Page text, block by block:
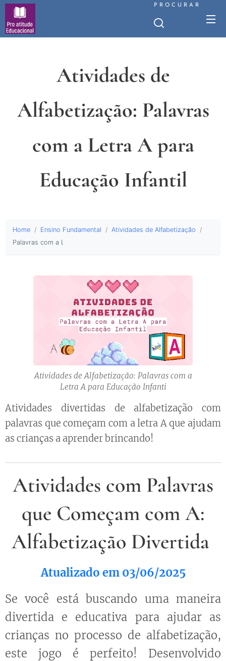
PROCURAR
Atividades de
Alfabetização: Palavras
com a Letra A para
Educação Infantil
Home Ensino Fundamental
Atividades de Alfabetização
Palavras com a Letra A
Atividades de Alfabetização: Palavras com a
Letra A para Educação Infanti
Atividades divertidas de alfabetização com
palavras que começam com a letra A que ajudam
as crianças a aprender brincando!
Atividades com Palavras
que Começam com A:
Alfabetização Divertida
Atualizado em 03/06/2025
Se você está buscando uma maneira
divertida e educativa para ajudar as
crianças no processo de alfabetização,
este jogo é perfeito! Desenvolvido